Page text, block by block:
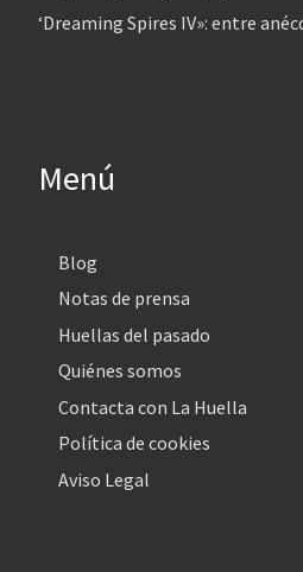
‘Dreaming Spires IV»: entre
Menú
Blog
Notas de prensa
Huellas del pasado
Quiénes somos
Contacta con La Huella
Política de cookies
Aviso Legal